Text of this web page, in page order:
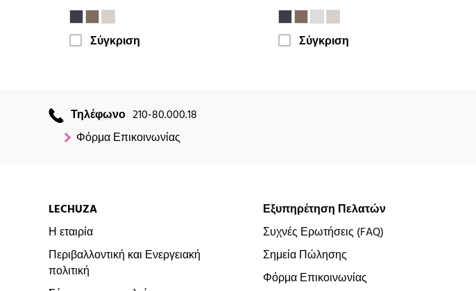
Σύγκριση Σύγκριση
Τηλέφωνο 210-80.000.18
Φόρμα Επικοινωνίας
LECHUZA
Η εταιρία
Περιβαλλοντική και Ενεργειακή
πολιτική
Εξυπηρέτηση Πελατών
Συχνές Ερωτήσεις (FAQ)
Σημεία Πώλησης
Φόρμα Επικοινωνίας